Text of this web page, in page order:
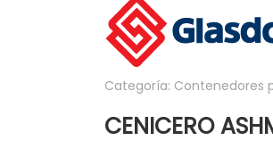
Categoría: Contenedores
CENICERO